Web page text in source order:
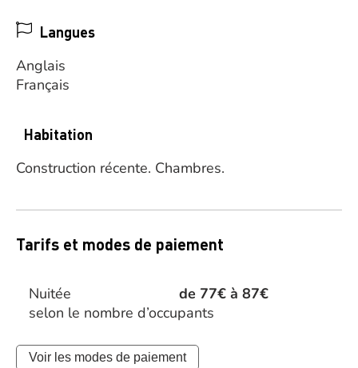
Langues
Anglais
Français
Habitation
Construction récente. Chambres.
Tarifs et modes de paiement
Nuitée
de 77€ à 87€
selon le nombre d’occupants
Voir les modes de paiement